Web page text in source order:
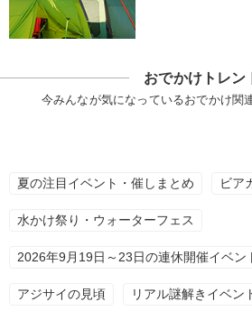
おでかけトレン
今みんなが気になっているおでかけ関
夏の注目イベント・催しまとめ ビア
水かけ祭り・ウォーターフェス
2026年9月19日～23日の連休開催イベン
アジサイの見頃 リアル謎解きイベン